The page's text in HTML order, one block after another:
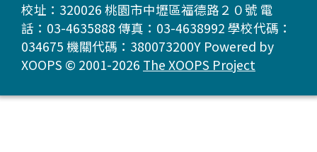
校址：320026 桃園市中壢區福德路２０號 電
話：03-4635888 傳真：03-4638992 學校代碼：
034675 機關代碼：380073200Y Powered by
XOOPS © 2001-2026 The XOOPS Project